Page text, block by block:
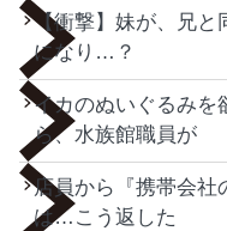
【衝撃】妹が、兄と
になり…？
イカのぬいぐるみを
ら、水族館職員が
店員から『携帯会社
は…こう返した